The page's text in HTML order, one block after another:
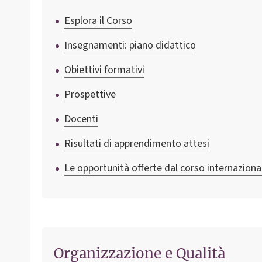
Esplora il Corso
Insegnamenti: piano didattico
Obiettivi formativi
Prospettive
Docenti
Risultati di apprendimento attesi
Le opportunità offerte dal corso
Organizzazione e Qualità